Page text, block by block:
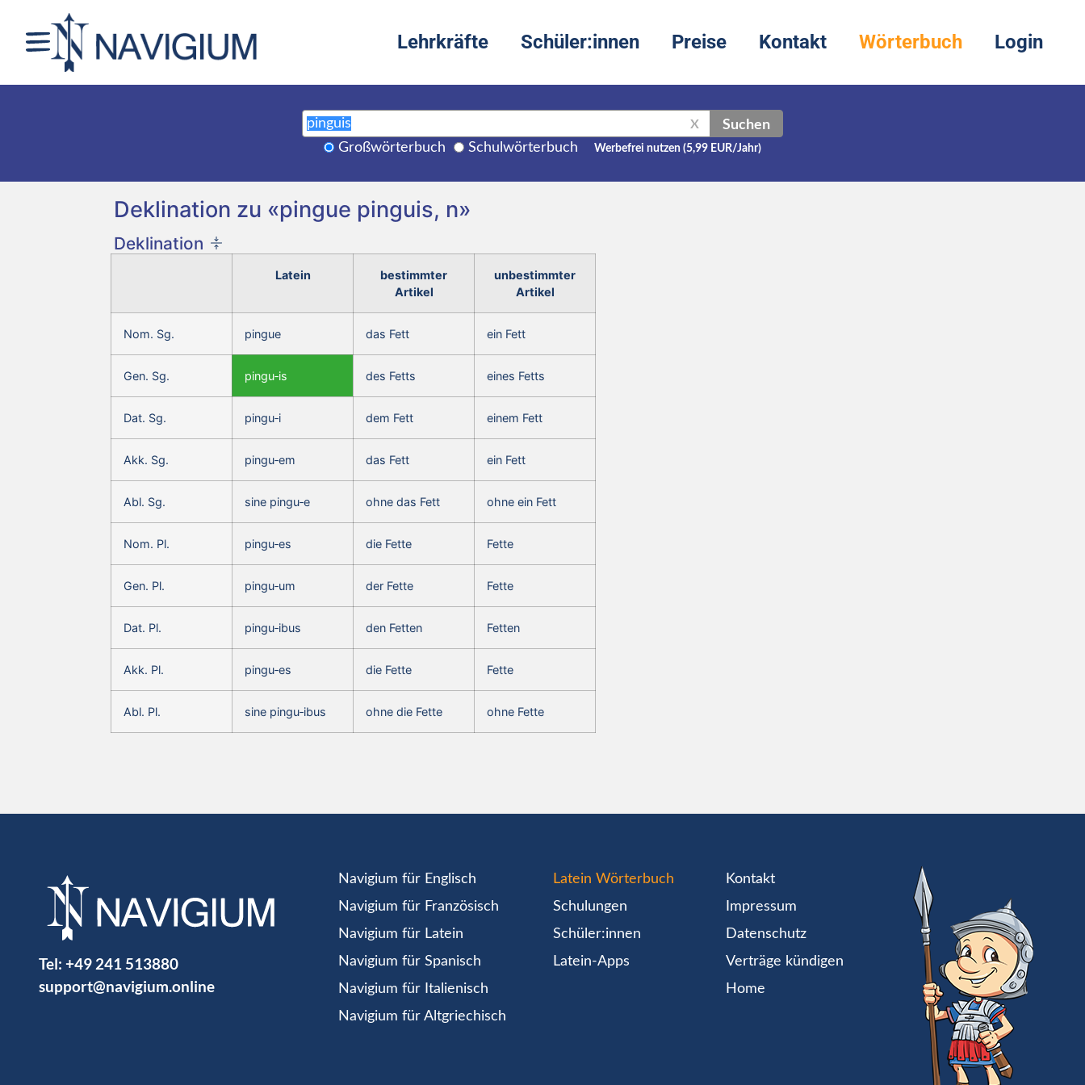
Lehrkräfte Schüler:innen Preise Kontakt Wörterbuch Login
X Suchen
Großwörterbuch Schulwörterbuch Werbefrei nutzen (5,99 EUR/Jahr)
Deklination zu «pingue pinguis, n»
Deklination
Latein
bestimmter
Artikel
unbestimmter
Artikel
Nom. Sg. pingue das Fett ein Fett
Gen. Sg. pingu‑is des Fetts eines Fetts
Dat. Sg. pingu‑i dem Fett einem Fett
Akk. Sg. pingu‑em das Fett ein Fett
Abl. Sg. sine pingu‑e ohne das Fett ohne ein Fett
Nom. Pl. pingu‑es die Fette Fette
Gen. Pl. pingu‑um der Fette Fette
Dat. Pl. pingu‑ibus den Fetten Fetten
Akk. Pl. pingu‑es die Fette Fette
Abl. Pl. sine pingu‑ibus ohne die Fette ohne Fette
Tel: +49 241 513880
support@navigium.online
Navigium für Englisch
Navigium für Französisch
Navigium für Latein
Navigium für Spanisch
Navigium für Italienisch
Navigium für Altgriechisch
Latein Wörterbuch
Schulungen
Schüler:innen
Latein-Apps
Kontakt
Impressum
Datenschutz
Verträge kündigen
Home